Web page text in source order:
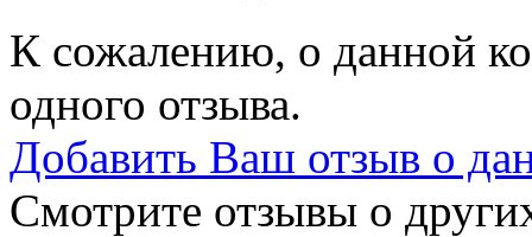
К сожалению, о данной
одного отзыва.
Добавить Ваш отзыв о
Смотрите отзывы о